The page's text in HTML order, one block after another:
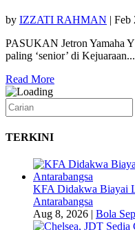
by IZZATI RAHMAN | Feb
PASUKAN Jetron Yamaha
paling ‘senior’ di Kejuaraan...
Read More
Search
TERKINI
KFA Didakwa Biayai
Antarabangsa
Aug 8, 2026 | Bola